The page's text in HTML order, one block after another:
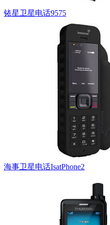
铱星卫星电话9575
海事卫星电话IsatPhone2